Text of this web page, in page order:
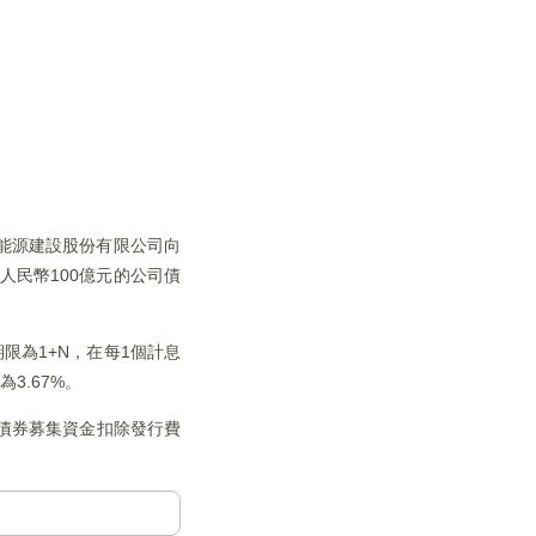
源建設股份有限公司向
民幣100億元的公司債
為1+N，在每1個計息
3.67%。
券募集資金扣除發行費